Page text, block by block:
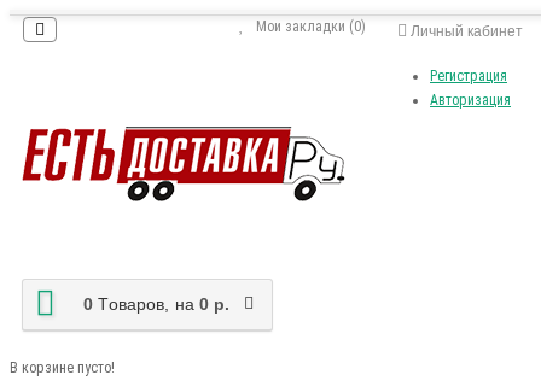
Личный кабинет
Регистрация
Авторизация
Мои закладки (0)
0 Tоваров, на 0 р.
В корзине пусто!